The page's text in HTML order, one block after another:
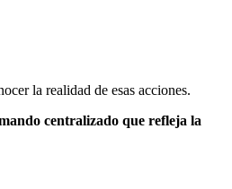
la realidad de esas acciones.
centralizado que refleja la